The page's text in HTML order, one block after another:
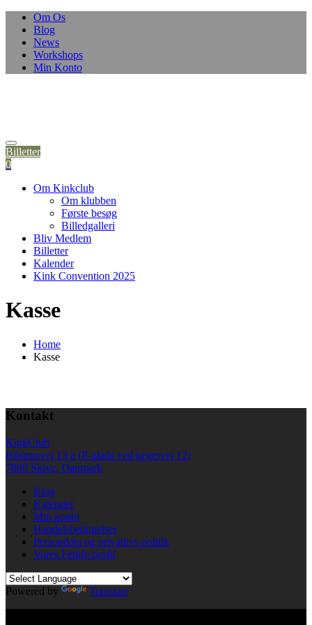
Skip
content
Om Os
Blog
News
Workshops
Min Konto
Billetter
0
Om Kinkclub
Om klubben
Første besøg
Billedgalleri
Bliv Medlem
Billetter
Kalender
Kink Convention 2025
Kasse
Home
Kasse
Kontakt
KinkClub
Bilstrupvej 13 a (P-plads ved jægervej 12)
7800 Skive, Danmark
Blog
Kalender
Min konto
Handelsbetingelser
Persondata og privatlivs politik
Vores Fetlife profil
Powered by
Translate